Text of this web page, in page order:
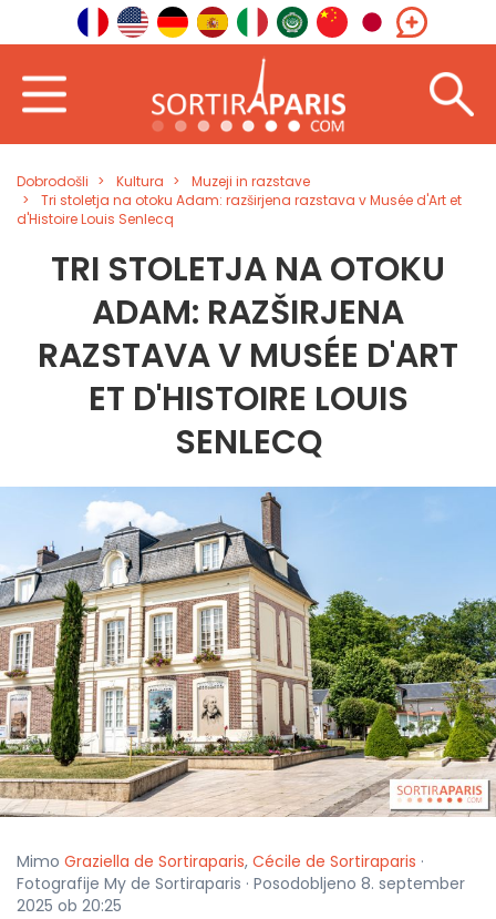
Dobrodošli Kultura
Muzeji in razstave
Tri stoletja na otoku Adam: razširjena razstava v Musée d'Art et
d'Histoire Louis Senlecq
TRI STOLETJA NA OTOKU
ADAM: RAZŠIRJENA
RAZSTAVA V MUSÉE D'ART
ET D'HISTOIRE LOUIS
SENLECQ
Mimo Graziella de Sortiraparis, Cécile de Sortiraparis ·
Fotografije My de Sortiraparis · Posodobljeno 8. september
2025 ob 20:25